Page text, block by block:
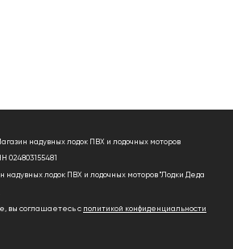
надувных лодок ПВХ и лодочных моторов
024803155481
лодок ПВХ и лодочных моторов "Лодки Деда
вы соглашаетесь с политикой конфиденциальности